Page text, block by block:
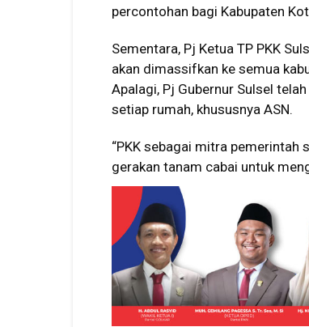
percontohan bagi Kabupaten
Sementara, Pj Ketua TP PKK
akan dimassifkan ke semua
Apalagi, Pj Gubernur Sulsel
setiap rumah, khususnya ASN.
“PKK sebagai mitra
gerakan tanam cabai untuk